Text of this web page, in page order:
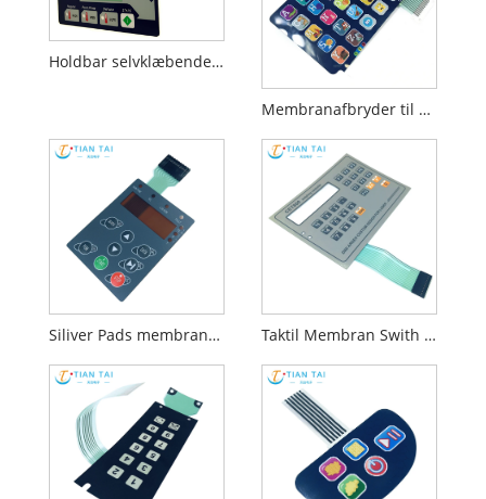
Holdbar selvklæbende gummimetalknapper PET PC-membran
Membranafbryder til uddannelsesmæssigt legetøj
Siliver Pads membrankontakt Taktil Membran Swith Med Connector